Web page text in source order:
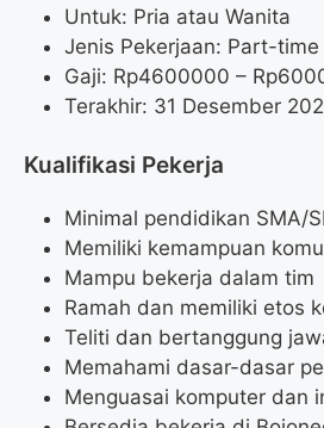
Untuk: Pria atau Wanita
Jenis Pekerjaan: Part-time
Gaji: Rp4600000 – Rp
Terakhir: 31 Desember
Kualifikasi Pekerja
Minimal pendidikan SMA/
Memiliki kemampuan
Mampu bekerja dalam tim
Ramah dan memiliki etos
Teliti dan bertanggung
Memahami dasar-dasar
Menguasai komputer dan